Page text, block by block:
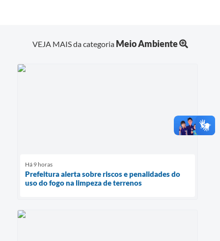
VEJA MAIS da categoria Meio Ambiente
Há 9 horas
Prefeitura alerta sobre riscos e penalidades do
uso do fogo na limpeza de terrenos